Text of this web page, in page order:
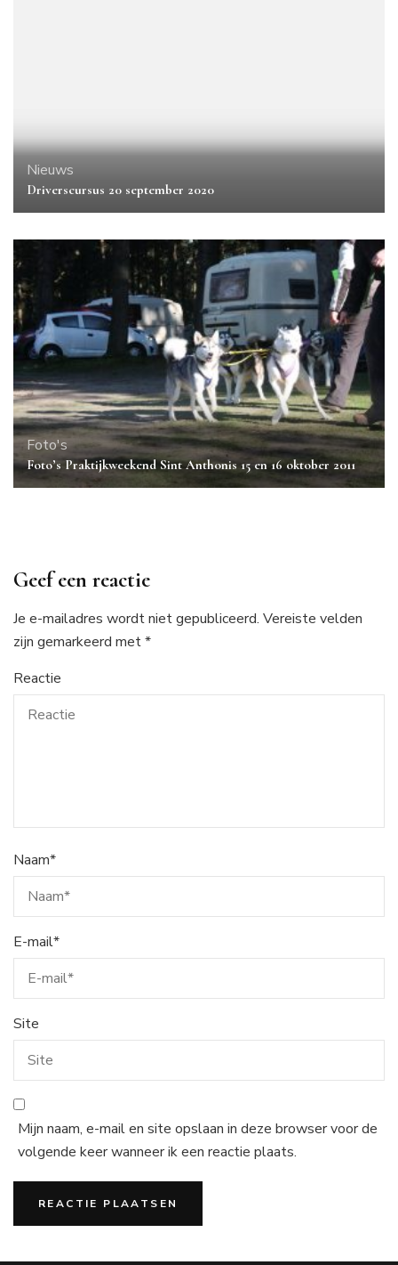
Nieuws
Driverscursus 20 september 2020
Foto's
Foto’s Praktijkweekend Sint Anthonis 15 en 16 oktober 2011
Geef een reactie
Je e-mailadres wordt niet gepubliceerd. Vereiste velden
zijn gemarkeerd met*
Reactie
Naam*
E-mail*
Site
Mijn naam, e-mail en site opslaan in deze browser voor de
volgende keer wanneer ik een reactie plaats.